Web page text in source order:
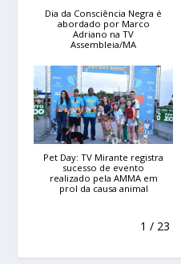
Dia da Consciência Negra é
abordado por Marco
Adriano na TV
Assembleia/MA
Pet Day: TV Mirante registra
sucesso de evento
realizado pela AMMA em
prol da causa animal
1 / 23